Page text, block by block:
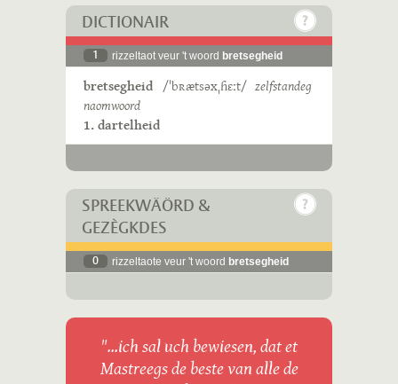
DICTIONAIR
1 rizzeltaot veur 't woord bretsegheid
bretsegheid /ˈbʀætsəxˌɦɛːt/ zelfstandeg
naomwoord
1. dartelheid
SPREEKWÄÖRD &
GEZÈGKDES
0 rizzeltaote veur 't woord bretsegheid
"...ich sal uch bewiesen, dat et
Mastreegs de beste van alle de